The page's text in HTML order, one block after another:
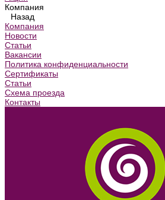
Компания
Назад
Компания
Новости
Статьи
Вакансии
Политика конфиденциальности
Сертификаты
Статьи
Схема проезда
Контакты